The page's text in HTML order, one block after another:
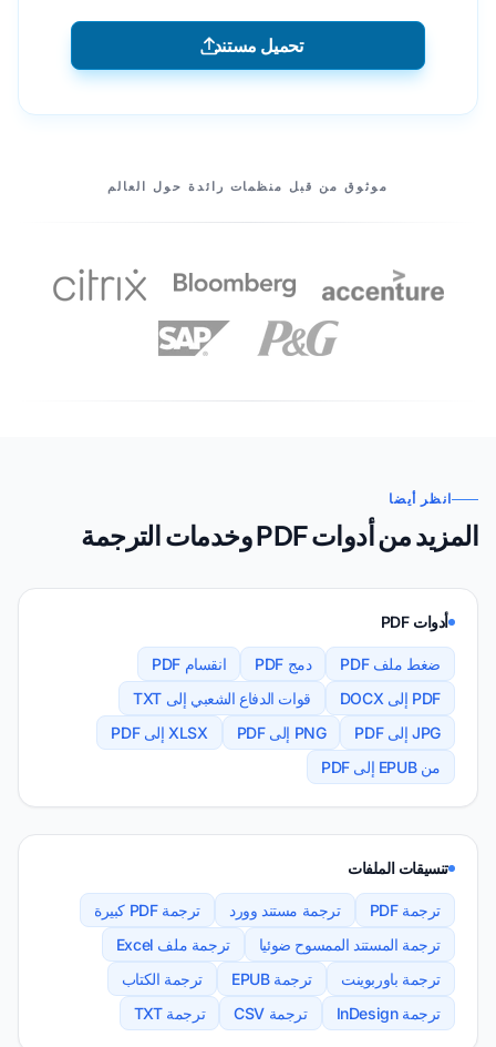
تحميل مستند
موثوق من قبل منظمات رائدة حول العالم
انظر أيضا
المزيد من أدوات PDF وخدمات الترجمة
أدوات PDF
ضغط ملف PDF دمج PDF
انقسام PDF
PDF إلى DOCX
قوات الدفاع الشعبي إلى TXT
JPG إلى PDF
PNG إلى PDF
XLSX إلى PDF
من EPUB إلى PDF
تنسيقات الملفات
ترجمة PDF ترجمة مستند وورد
ترجمة PDF كبيرة
ترجمة المستند الممسوح ضوئيا
ترجمة ملف Excel
ترجمة باوربوينت
ترجمة EPUB
ترجمة الكتاب
ترجمة InDesign
ترجمة CSV ترجمة TXT